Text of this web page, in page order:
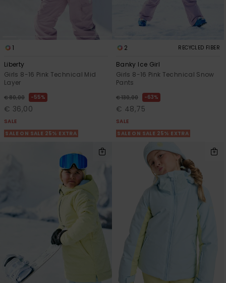
1
Liberty
Girls 8-16 Pink Technical Mid
Layer
€ 80,00 55%
€ 36,00
SALE
SALE ON SALE 25% EXTRA
2 RECYCLED FIBER
Banky Ice Girl
Girls 8-16 Pink Technical Snow
Pants
€ 130,00 63%
€ 48,75
SALE
SALE ON SALE 25% EXTRA